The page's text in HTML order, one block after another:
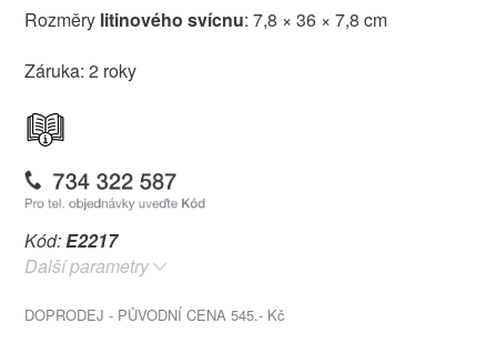
Rozměry litinového svícnu: 7,8 × 36 × 7,8 cm
Záruka: 2 roky
Kód:E2217
Další parametry
DOPRODEJ - PŮVODNÍ CENA 545.- Kč